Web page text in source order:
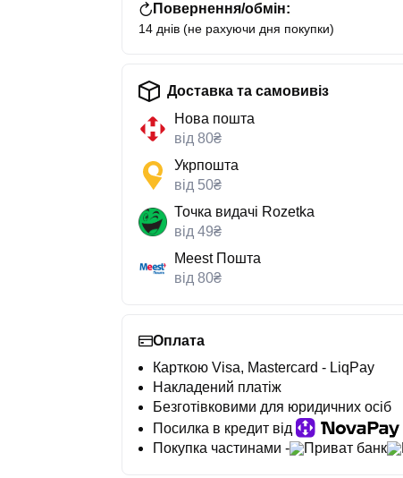
Повернення/обмін:
14 днів (не рахуючи дня покупки)
Доставка та самовивіз
Нова пошта
від 80₴
Укрпошта
від 50₴
Точка видачі Rozetka
від 49₴
Meest Пошта
від 80₴
Оплата
Карткою Visa, Mastercard - LiqPay
Накладений платіж
Безготівковими для юридичних осіб
Посилка в кредит від
Покупка частинами -
Приват банк